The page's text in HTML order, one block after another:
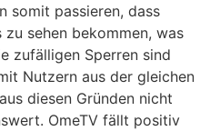
somit passieren, dass
sehen bekommen, was
zufälligen Sperren sind
Nutzern aus der gleichen
diesen Gründen nicht
OmeTV fällt positiv